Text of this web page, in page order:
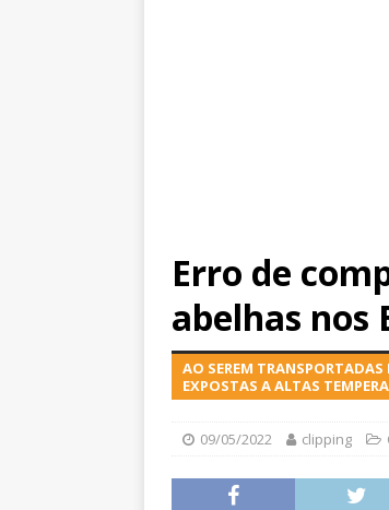
Erro de
abelhas nos
AO SEREM
EXPOSTAS A ALTAS
09/05/2022 clipping